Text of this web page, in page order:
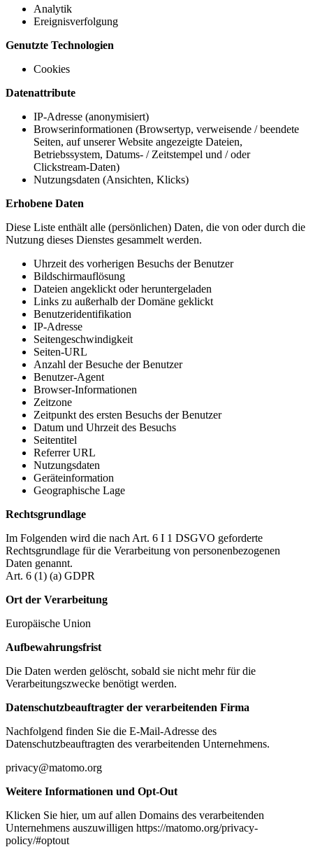
Analytik
Ereignisverfolgung
Genutzte Technologien
Cookies
Datenattribute
IP-Adresse (anonymisiert)
Browserinformationen (Browsertyp, verweisende / beendete
Seiten, auf unserer Website angezeigte Dateien,
Betriebssystem, Datums- / Zeitstempel und / oder
Clickstream-Daten)
Nutzungsdaten (Ansichten, Klicks)
Erhobene Daten
Diese Liste enthält alle (persönlichen) Daten, die von oder durch die
Nutzung dieses Dienstes gesammelt werden.
Uhrzeit des vorherigen Besuchs der Benutzer
Bildschirmauflösung
Dateien angeklickt oder heruntergeladen
Links zu außerhalb der Domäne geklickt
Benutzeridentifikation
IP-Adresse
Seitengeschwindigkeit
Seiten-URL
Anzahl der Besuche der Benutzer
Benutzer-Agent
Browser-Informationen
Zeitzone
Zeitpunkt des ersten Besuchs der Benutzer
Datum und Uhrzeit des Besuchs
Seitentitel
Referrer URL
Nutzungsdaten
Geräteinformation
Geographische Lage
Rechtsgrundlage
Im Folgenden wird die nach Art. 6 I 1 DSGVO geforderte
Rechtsgrundlage für die Verarbeitung von personenbezogenen
Daten genannt.
Art. 6 (1) (a) GDPR
Ort der Verarbeitung
Europäische Union
Aufbewahrungsfrist
Die Daten werden gelöscht, sobald sie nicht mehr für die
Verarbeitungszwecke benötigt werden.
Datenschutzbeauftragter der verarbeitenden Firma
Nachfolgend finden Sie die E-Mail-Adresse des
Datenschutzbeauftragten des verarbeitenden Unternehmens.
privacy@matomo.org
Weitere Informationen und Opt-Out
Klicken Sie hier, um auf allen Domains des verarbeitenden
Unternehmens auszuwilligen https://matomo.org/privacy-
policy/#optout